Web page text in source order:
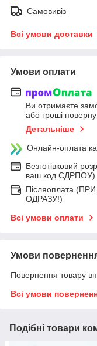
Самовивіз
Всі умови доставки
Умови оплати
Ви отримаєте
або гроші
Детальніше
Онлайн-оплата
Безготівковий
ваш код ЄДРПОУ)
Післяоплата
ОДРАЗУ!)
Всі умови оплати
Умови
Повернення товару
Всі умови
Подібні товари